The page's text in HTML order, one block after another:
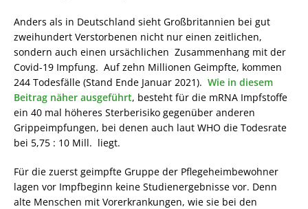
Anders als in Deutschland sieht Großbritannien bei gut
zweihundert Verstorbenen nicht nur einen zeitlichen,
sondern auch einen ursächlichen Zusammenhang mit der
Covid-19 Impfung. Auf zehn Millionen Geimpfte, kommen
244 Todesfälle (Stand Ende Januar 2021). Wie in diesem
Beitrag näher ausgeführt, besteht für die mRNA Impfstoffe
ein 40 mal höheres Sterberisiko gegenüber anderen
Grippeimpfungen, bei denen auch laut WHO die Todesrate
bei 5,75 : 10 Mill. liegt.
Für die zuerst geimpfte Gruppe der Pflegeheimbewohner
lagen vor Impfbeginn keine Studienergebnisse vor. Denn
alte Menschen mit Vorerkrankungen, wie sie bei den